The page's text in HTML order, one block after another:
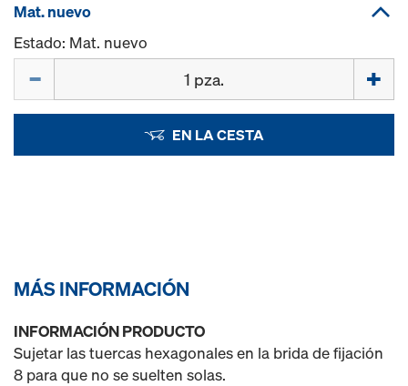
Mat. nuevo
Estado: Mat. nuevo
EN LA CESTA
MÁS INFORMACIÓN
INFORMACIÓN PRODUCTO
Sujetar las tuercas hexagonales en la brida de fijación
8 para que no se suelten solas.